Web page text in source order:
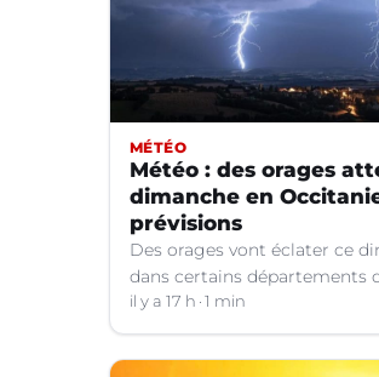
MÉTÉO
Météo : des orages
dimanche en
prévisions
Des orages vont éclater ce
dans certains départements
bulletin météo.
il y a 17 h 1 min